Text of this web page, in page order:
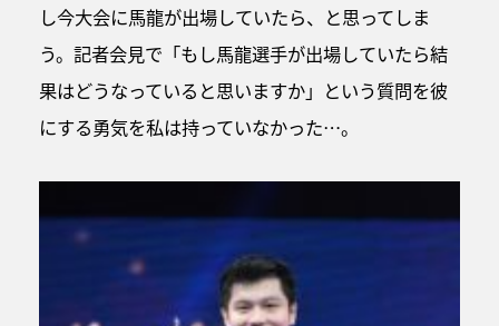
し今大会に馬龍が出場していたら、と思ってしま
う。記者会見で「もし馬龍選手が出場していたら結
果はどうなっていると思いますか」という質問を彼
にする勇気を私は持っていなかった…。